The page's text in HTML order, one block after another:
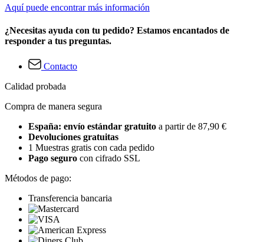
Aquí puede encontrar más información
¿Necesitas ayuda con tu pedido? Estamos encantados de
responder a tus preguntas.
Contacto
Calidad probada
Compra de manera segura
España: envío estándar gratuito a partir de 87,90 €
Devoluciones gratuitas
1 Muestras gratis con cada pedido
Pago seguro con cifrado SSL
Métodos de pago:
Transferencia bancaria